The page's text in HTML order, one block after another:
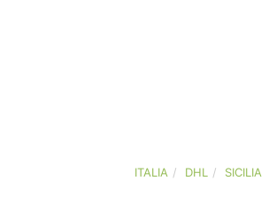
ITALIA DHL SICILIA